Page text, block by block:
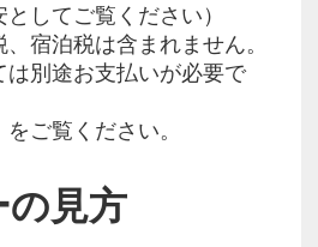
してご覧ください）
宿泊税は含まれません。
は別途お支払いが必要で
をご覧ください。
の見方